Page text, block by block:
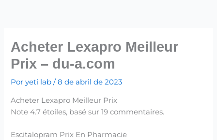
conteúdo
Acheter Lexapro Meilleur
Prix – du-a.com
Poryeti lab/8 de abril de 2023
Acheter Lexapro Meilleur Prix
Note4.7 étoiles, basé sur19 commentaires.
Escitalopram Prix En Pharmacie